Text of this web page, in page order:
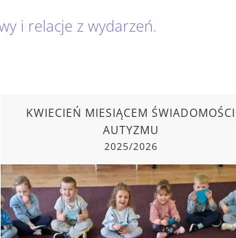
i relacje z wydarzeń.
KWIECIEŃ MIESIĄCEM ŚWIADOMOŚCI
AUTYZMU
2025/2026